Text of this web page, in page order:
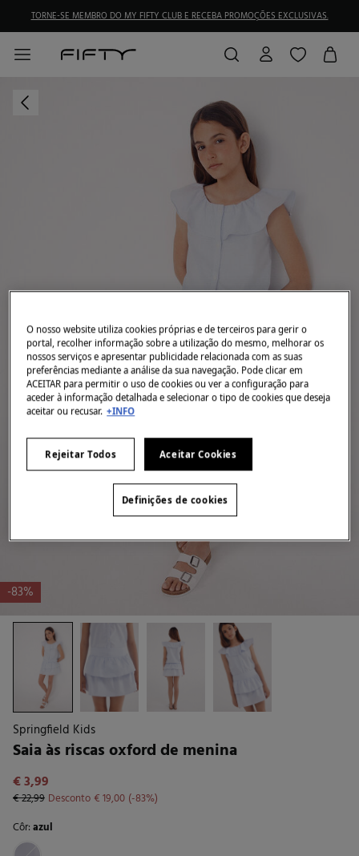
TORNE-SE MEMBRO DO MY FIFTY CLUB E RECEBA PROMOÇÕES EXCLUSIVAS.
-83%
Springfield Kids
Saia às riscas oxford de menina
€ 3,99
€ 22,99 Desconto€ 19,00
83
Côr:azul
O nosso website utiliza cookies próprias e de terceiros para gerir o
portal, recolher informação sobre a utilização do mesmo, melhorar os
nossos serviços e apresentar publicidade relacionada com as suas
preferências mediante a análise da sua navegação. Pode clicar em
ACEITAR para permitir o uso de cookies ou ver a configuração para
aceder à informação detalhada e selecionar o tipo de cookies que deseja
aceitar ou recusar. +INFO
Rejeitar Todos Aceitar Cookies
Definições de cookies